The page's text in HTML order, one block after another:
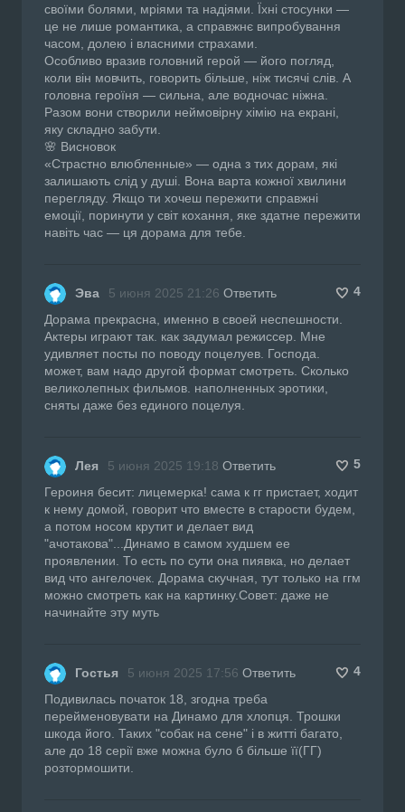
своїми болями, мріями та надіями. Їхні стосунки —
це не лише романтика, а справжнє випробування
часом, долею і власними страхами.
Особливо вразив головний герой — його погляд,
коли він мовчить, говорить більше, ніж тисячі слів. А
головна героїня — сильна, але водночас ніжна.
Разом вони створили неймовірну хімію на екрані,
яку складно забути.
🌸 Висновок
«Страстно влюбленные» — одна з тих дорам, які
залишають слід у душі. Вона варта кожної хвилини
перегляду. Якщо ти хочеш пережити справжні
емоції, поринути у світ кохання, яке здатне пережити
навіть час — ця дорама для тебе.
Эва 5 июня 2025 21:26 Ответить
4
Дорама прекрасна, именно в своей неспешности.
Актеры играют так. как задумал режиссер. Мне
удивляет посты по поводу поцелуев. Господа.
может, вам надо другой формат смотреть. Сколько
великолепных фильмов. наполненных эротики,
сняты даже без единого поцелуя.
Лея 5 июня 2025 19:18 Ответить
5
Героиня бесит: лицемерка! сама к гг пристает, ходит
к нему домой, говорит что вместе в старости будем,
а потом носом крутит и делает вид
"ачотакова"...Динамо в самом худшем ее
проявлении. То есть по сути она пиявка, но делает
вид что ангелочек. Дорама скучная, тут только на ггм
можно смотреть как на картинку.Совет: даже не
начинайте эту муть
Гостья 5 июня 2025 17:56 Ответить
4
Подивилась початок 18, згодна треба
перейменовувати на Динамо для хлопця. Трошки
шкода його. Таких "собак на сене" і в житті багато,
але до 18 серії вже можна було б більше її(ГГ)
розтормошити.